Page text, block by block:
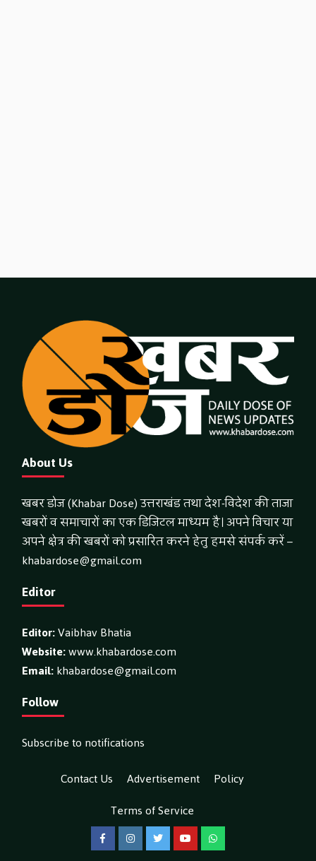
About Us
खबर डोज (Khabar Dose) उत्तराखंड तथा देश-विदेश की ताजा
खबरों व समाचारों का एक डिजिटल माध्यम है। अपने विचार या
अपने क्षेत्र की खबरों को प्रसारित करने हेतु हमसे संपर्क करें –
khabardose@gmail.com
Editor
Editor:Vaibhav Bhatia
Website:www.khabardose.com
Email:khabardose@gmail.com
Follow
Subscribe to notifications
Contact Us
Advertisement
Policy
Terms of Service
FacebookInstagramTwitterYouTubeWhatsApp